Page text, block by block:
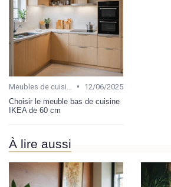
Meubles de cuisine •
12/06/2025
Choisir le meuble bas de cuisine
IKEA de 60 cm
À lire aussi